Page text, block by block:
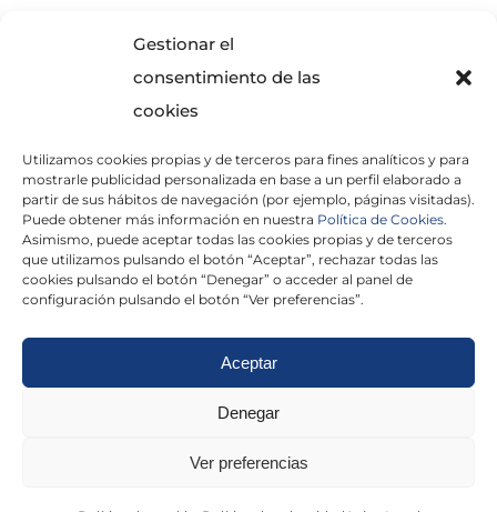
Gestionar el
consentimiento de las
cookies
Utilizamos cookies propias y de terceros para fines analíticos y para
mostrarle publicidad personalizada en base a un perfil elaborado a
partir de sus hábitos de navegación (por ejemplo, páginas visitadas).
Puede obtener más información en nuestra Política de Cookies.
Asimismo, puede aceptar todas las cookies propias y de terceros
que utilizamos pulsando el botón “Aceptar”, rechazar todas las
cookies pulsando el botón “Denegar” o acceder al panel de
configuración pulsando el botón “Ver preferencias”.
Aceptar
Denegar
Ver preferencias
He leído y acepto laPolítica de Privacidad
Politica de cookies|Aviso Legal
Madrid|Tarragona